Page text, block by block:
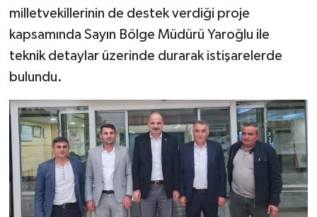
milletvekillerinin de destek verdiği proje
kapsamında Sayın Bölge Müdürü Yaroğlu ile
teknik detaylar üzerinde durarak istişarelerde
bulundu.